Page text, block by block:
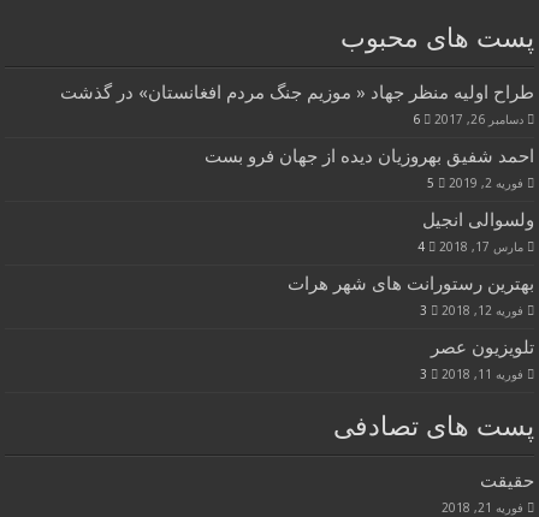
پست های محبوب
طراح اولیه منظر جهاد « موزیم جنگ مردم افغانستان» در گذشت
دسامبر 26, 2017 6
احمد شفیق بهروزیان دیده از جهان فرو بست
فوریه 2, 2019 5
ولسوالی انجیل
مارس 17, 2018 4
بهترین رستورانت های شهر هرات
فوریه 12, 2018 3
تلویزیون عصر
فوریه 11, 2018 3
پست های تصادفی
حقیقت
فوریه 21, 2018